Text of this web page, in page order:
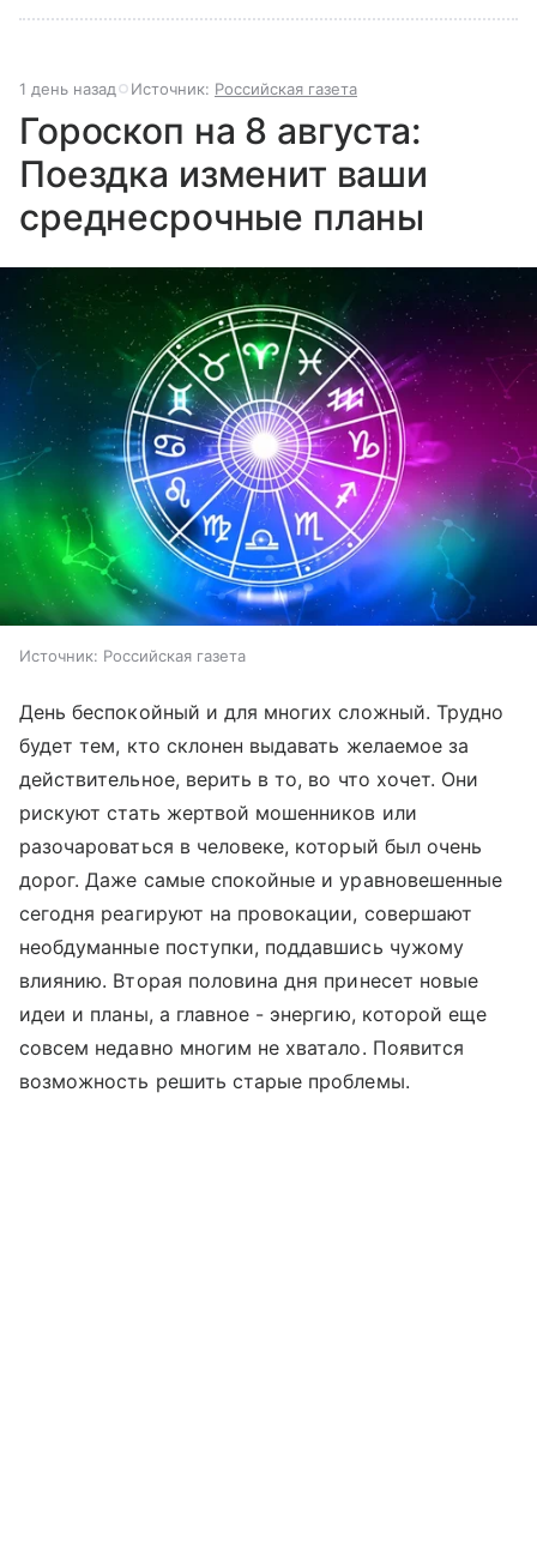
1 день назад Источник: Российская газета
Гороскоп на 8 августа:
Поездка изменит ваши
среднесрочные планы
Источник: Российская газета
День беспокойный и для многих сложный. Трудно
будет тем, кто склонен выдавать желаемое за
действительное, верить в то, во что хочет. Они
рискуют стать жертвой мошенников или
разочароваться в человеке, который был очень
дорог. Даже самые спокойные и уравновешенные
сегодня реагируют на провокации, совершают
необдуманные поступки, поддавшись чужому
влиянию. Вторая половина дня принесет новые
идеи и планы, а главное - энергию, которой еще
совсем недавно многим не хватало. Появится
возможность решить старые проблемы.